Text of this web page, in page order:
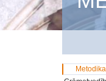
Metodika